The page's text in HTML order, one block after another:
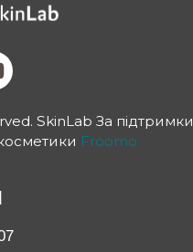
SkinLab За підтримки
Froomo